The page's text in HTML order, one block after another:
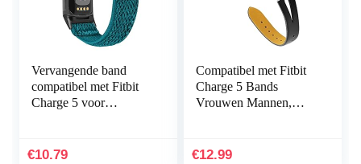
Vervangende band
compatibel met Fitbit
Charge 5 voor
elastische elastische
€10.79
Compatibel met Fitbit
Charge 5 Bands
Vrouwen Mannen,
Horlogeband
€12.99